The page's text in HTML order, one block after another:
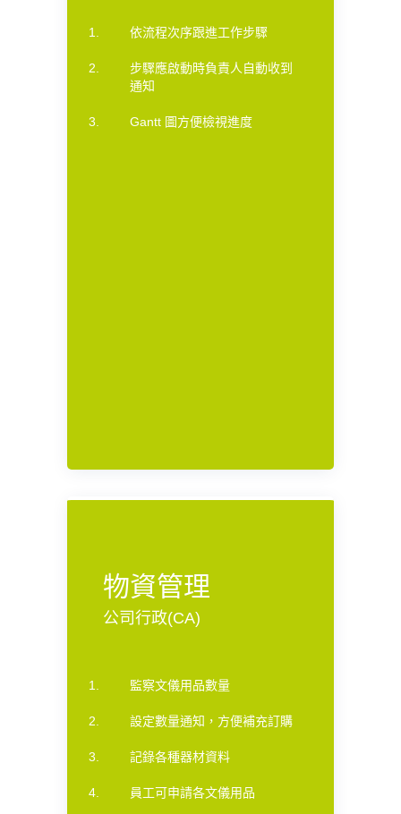
依流程次序跟進工作步驟
步驟應啟動時負責人自動收到
通知
Gantt 圖方便檢視進度
物資管理
公司行政(CA)
監察文儀用品數量
設定數量通知，方便補充訂購
記錄各種器材資料
員工可申請各文儀用品